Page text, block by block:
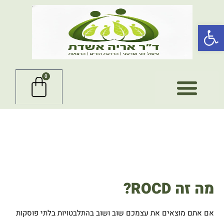
פתח סרגל נגישות
0
מה זה ROCD?
אם אתם מוצאים את עצמכם שוב ושוב בהתלבטויות בלתי פוסקות